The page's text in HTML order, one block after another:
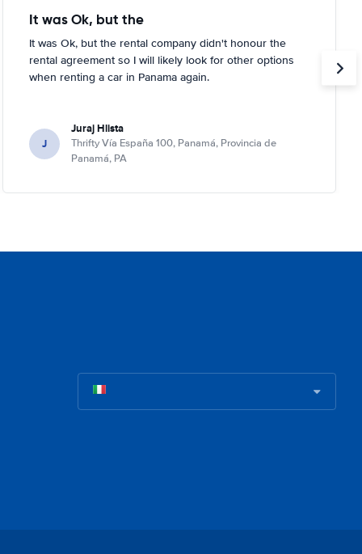
It was Ok, but the
It was Ok, but the rental company didn't honour the
rental agreement so I will likely look for other options
when renting a car in Panama again.
J
Juraj Hlista
Thrifty Vía España 100, Panamá, Provincia de
Panamá, PA